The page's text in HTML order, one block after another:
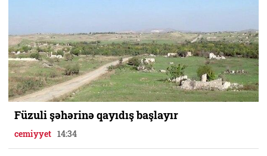
Füzuli şəhərinə qayıdış başlayır
cemiyyet 14:34